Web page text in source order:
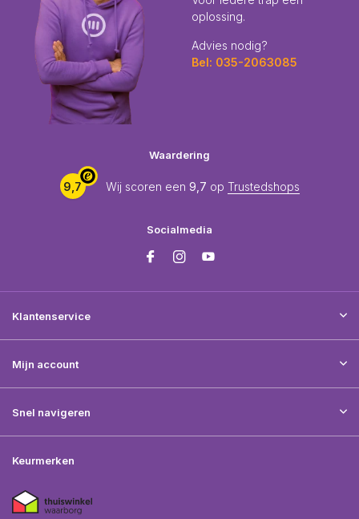
oplossing.
Advies nodig?
Bel: 035-2063085
Waardering
9,7 Wij scoren een 9,7 op Trustedshops
Socialmedia
Klantenservice
Mijn account
Snel navigeren
Keurmerken